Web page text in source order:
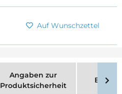
Auf Wunschzettel
Angaben zur
Produktsicherheit